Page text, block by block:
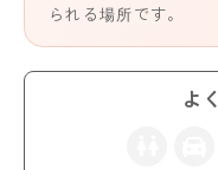
られる場所です。
よ